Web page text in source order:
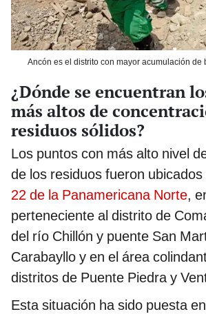
Ancón es el distrito con mayor acumulación de
¿Dónde se encuentran
más altos de
residuos sólidos?
Los puntos con más alto nivel
de los residuos fueron ubicados
22 de la Panamericana Norte,
perteneciente al distrito de
del río Chillón y puente San
Carabayllo y en el área
distritos de Puente Piedra y
Esta situación ha sido puesta